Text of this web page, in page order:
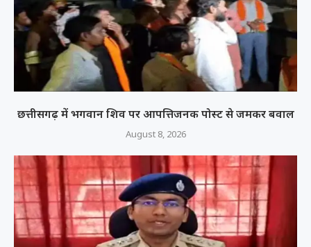
छत्तीसगढ़ में भगवान शिव पर आपत्तिजनक पोस्ट से जमकर बवाल
August 8, 2026